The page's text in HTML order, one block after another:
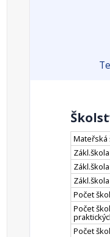
Mateřská
Počet
Počet
Počet